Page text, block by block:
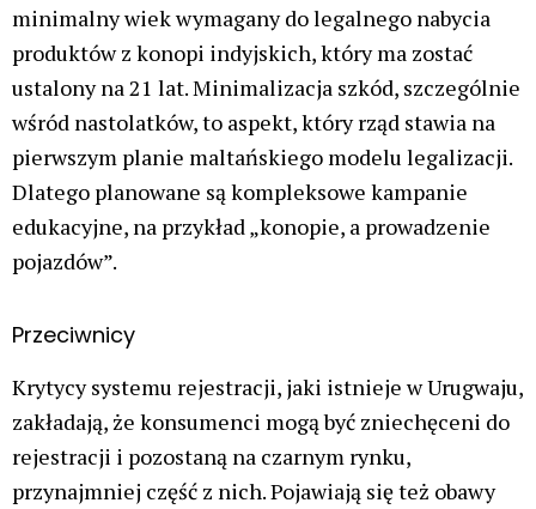
minimalny wiek wymagany do legalnego nabycia
produktów z konopi indyjskich, który ma zostać
ustalony na 21 lat. Minimalizacja szkód, szczególnie
wśród nastolatków, to aspekt, który rząd stawia na
pierwszym planie maltańskiego modelu legalizacji.
Dlatego planowane są kompleksowe kampanie
edukacyjne, na przykład „konopie, a prowadzenie
pojazdów”.
Przeciwnicy
Krytycy systemu rejestracji, jaki istnieje w Urugwaju,
zakładają, że konsumenci mogą być zniechęceni do
rejestracji i pozostaną na czarnym rynku,
przynajmniej część z nich. Pojawiają się też obawy